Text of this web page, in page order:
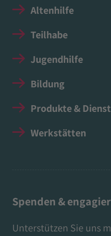
Altenhilfe
Teilhabe
Jugendhilfe
Bildung
Produkte &
Werkstätten
Spenden &
Unterstützen Sie uns